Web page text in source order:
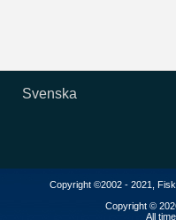
Svenska
Copyright ©2002 - 2021,
Copyright ©
All